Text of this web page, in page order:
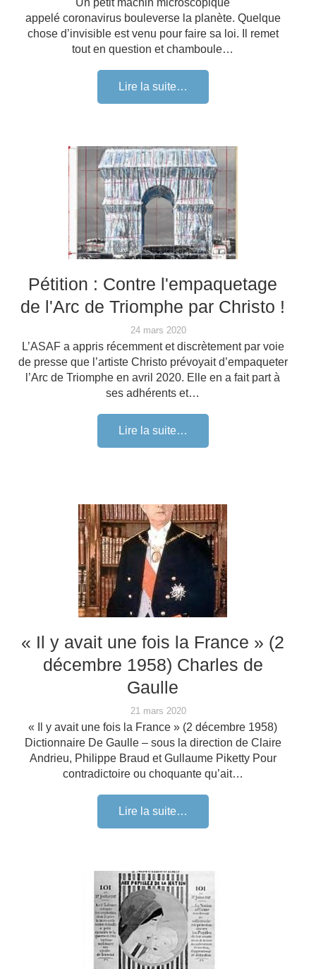
Un petit machin microscopique
appelé coronavirus bouleverse la planète. Quelque
chose d’invisible est venu pour faire sa loi. Il remet
tout en question et chamboule…
Lire la suite…
Pétition : Contre l'empaquetage
de l'Arc de Triomphe par Christo !
24 mars 2020
L’ASAF a appris récemment et discrètement par voie
de presse que l’artiste Christo prévoyait d’empaqueter
l’Arc de Triomphe en avril 2020. Elle en a fait part à
ses adhérents et…
Lire la suite…
« Il y avait une fois la France » (2
décembre 1958) Charles de
Gaulle
21 mars 2020
« Il y avait une fois la France » (2 décembre 1958)
Dictionnaire De Gaulle – sous la direction de Claire
Andrieu, Philippe Braud et Gullaume Piketty Pour
contradictoire ou choquante qu’ait…
Lire la suite…